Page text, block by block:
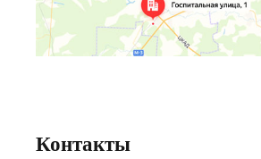
Контакты